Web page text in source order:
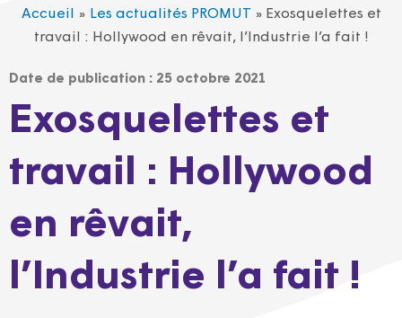
Accueil » Les actualités PROMUT » Exosquelettes et
travail : Hollywood en rêvait, l’Industrie l’a fait !
Date de publication : 25 octobre 2021
Exosquelettes et
travail : Hollywood
en rêvait,
l’Industrie l’a fait !